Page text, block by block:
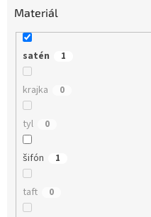
Materiál
satén 1
krajka 0
tyl 0
šifón 1
taft 0